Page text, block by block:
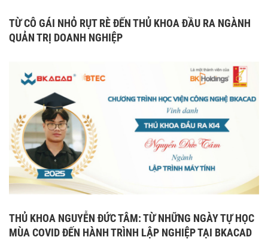
TỪ CÔ GÁI NHỎ RỤT RÈ ĐẾN THỦ KHOA ĐẦU RA NGÀNH
QUẢN TRỊ DOANH NGHIỆP
THỦ KHOA NGUYỄN ĐỨC TÂM: TỪ NHỮNG NGÀY TỰ HỌC
MÙA COVID ĐẾN HÀNH TRÌNH LẬP NGHIỆP TẠI BKACAD